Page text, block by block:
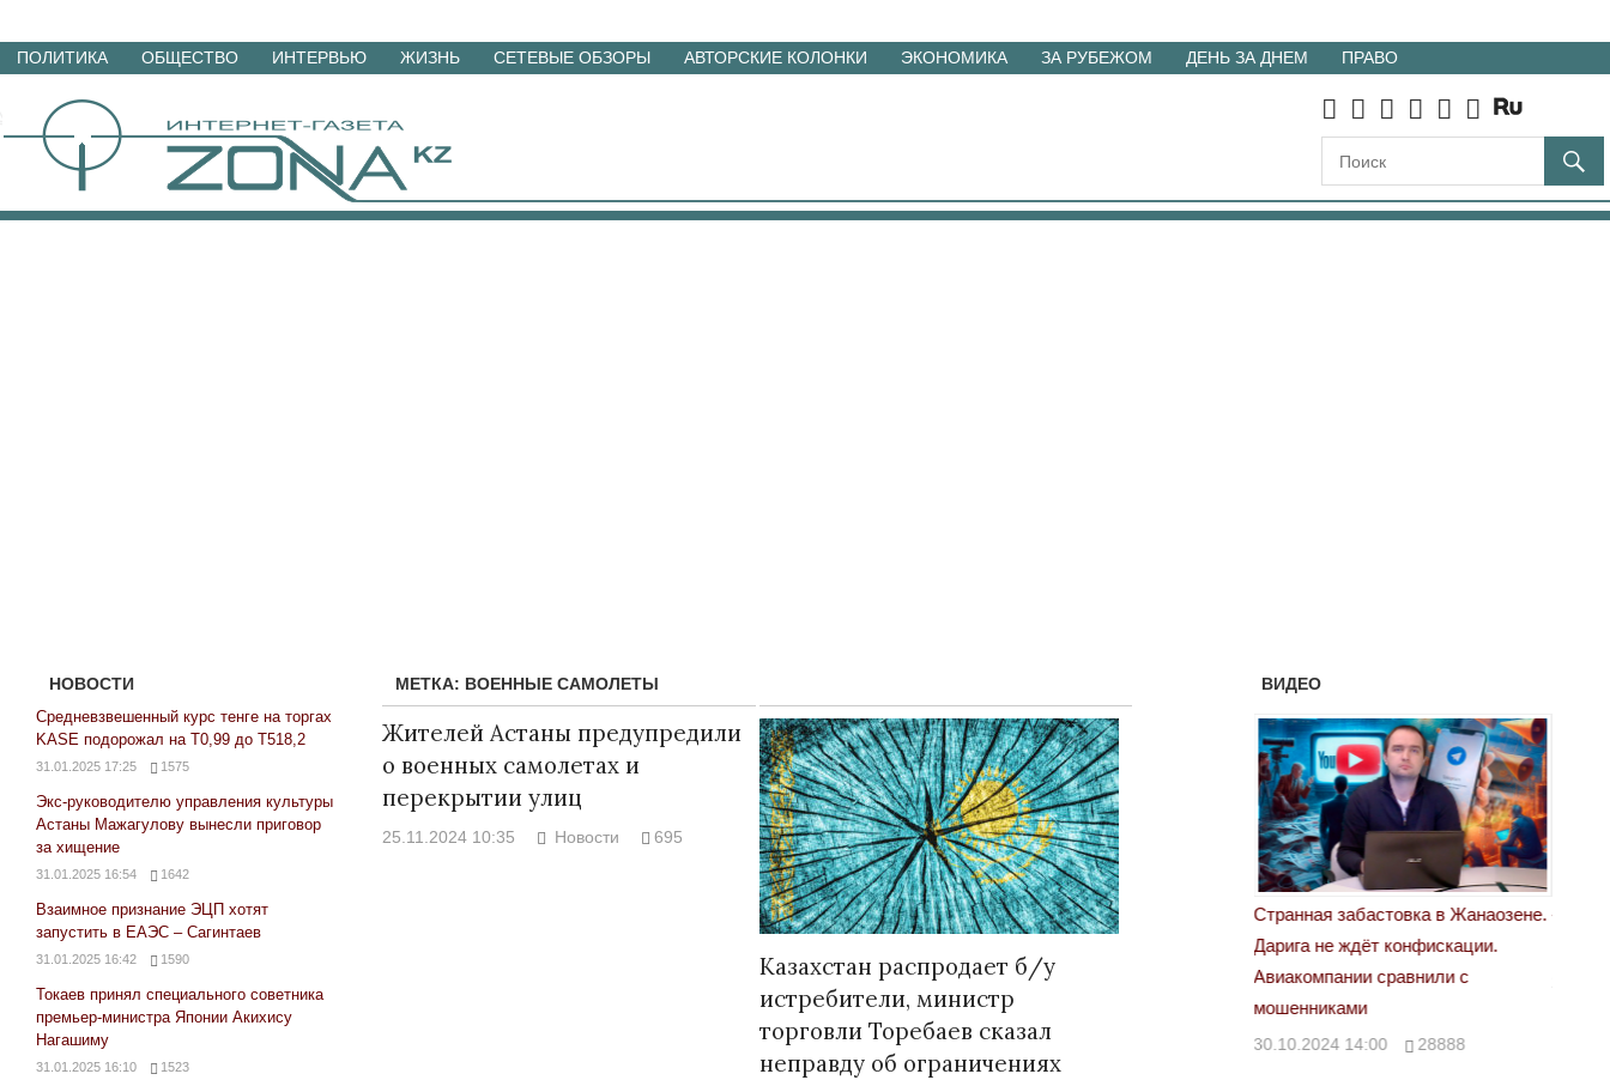
Перейти
материалам
ПОЛИТИКА ОБЩЕСТВО ИНТЕРВЬЮ ЖИЗНЬ СЕТЕВЫЕ ОБЗОРЫ АВТОРСКИЕ КОЛОНКИ ЭКОНОМИКА ЗА РУБЕЖОМ ДЕНЬ ЗА ДНЕМ ПРАВО
МЕТКА: ВОЕННЫЕ САМОЛЕТЫ
Жителей Астаны предупредили
о военных самолетах и
перекрытии улиц
25.11.2024 10:35 Новости 695
Казахстан распродает б/у
истребители, министр
торговли Торебаев сказал
неправду об ограничениях
НОВОСТИ
Средневзвешенный курс тенге на торгах
KASE подорожал на Т0,99 до Т518,2
31.01.2025 17:25 1575
Экс-руководителю управления культуры
Астаны Мажагулову вынесли приговор
за хищение
31.01.2025 16:54 1642
Взаимное признание ЭЦП хотят
запустить в ЕАЭС – Сагинтаев
31.01.2025 16:42 1590
Токаев принял специального советника
премьер-министра Японии Акихису
Нагашиму
31.01.2025 16:10 1523
ВИДЕО
Народ выбрал свет
Странная забастовка в Жанаозене.
Дарига не ждёт конфискации.
Авиакомпании сравнили с
мошенниками
30.10.2024 14:00 28888